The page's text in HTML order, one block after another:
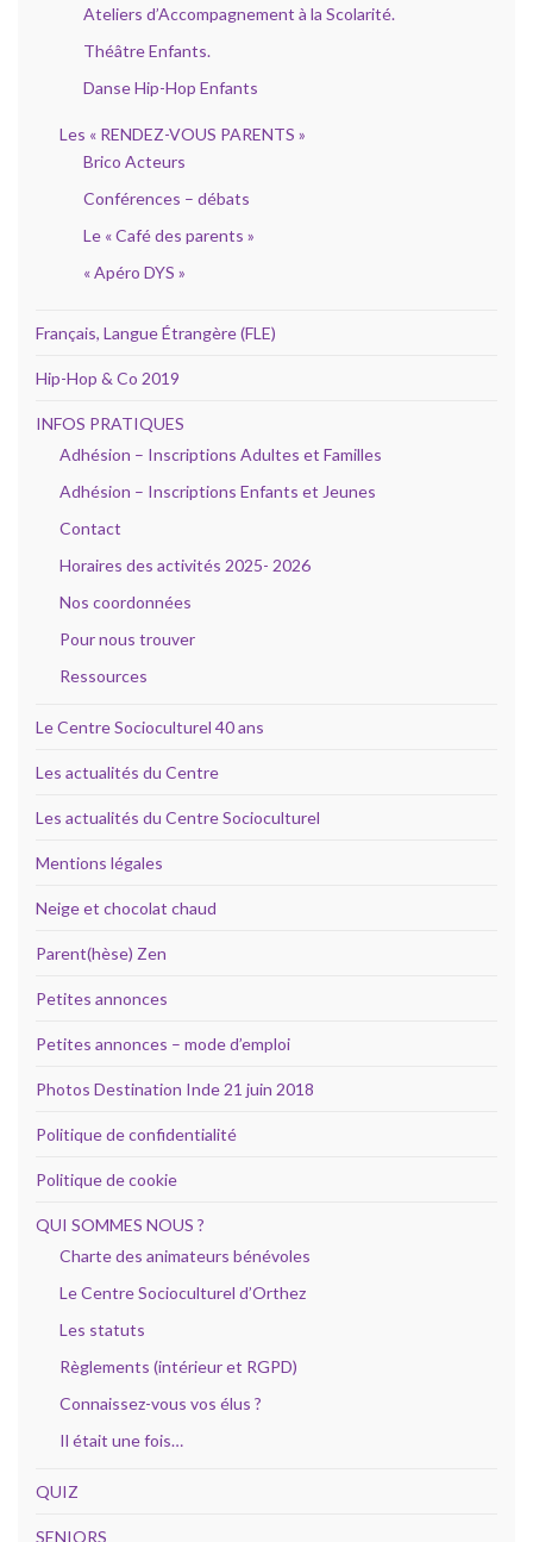
Ateliers d’Accompagnement à la Scolarité.
Théâtre Enfants.
Danse Hip-Hop Enfants
Les « RENDEZ-VOUS PARENTS »
Brico Acteurs
Conférences – débats
Le « Café des parents »
« Apéro DYS »
Français, Langue Étrangère (FLE)
Hip-Hop & Co 2019
INFOS PRATIQUES
Adhésion – Inscriptions Adultes et Familles
Adhésion – Inscriptions Enfants et Jeunes
Contact
Horaires des activités 2025- 2026
Nos coordonnées
Pour nous trouver
Ressources
Le Centre Socioculturel 40 ans
Les actualités du Centre
Les actualités du Centre Socioculturel
Mentions légales
Neige et chocolat chaud
Parent(hèse) Zen
Petites annonces
Petites annonces – mode d’emploi
Photos Destination Inde 21 juin 2018
Politique de confidentialité
Politique de cookie
QUI SOMMES NOUS ?
Charte des animateurs bénévoles
Le Centre Socioculturel d’Orthez
Les statuts
Règlements (intérieur et RGPD)
Connaissez-vous vos élus ?
Il était une fois…
QUIZ
SENIORS